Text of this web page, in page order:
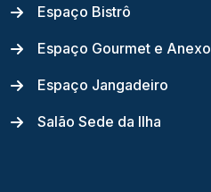
Espaço Bistrô
Espaço Gourmet e Anexo
Espaço Jangadeiro
Salão Sede da Ilha